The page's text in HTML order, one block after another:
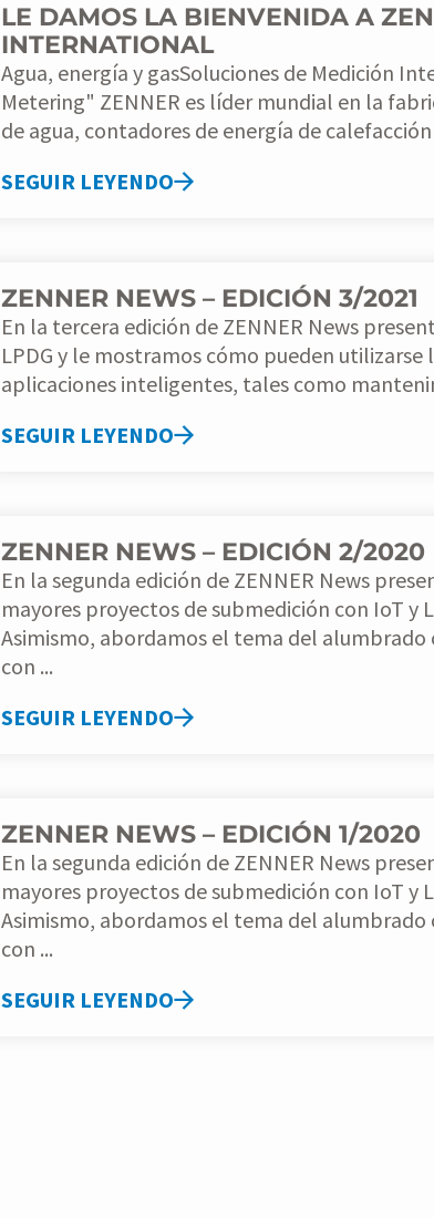
LE DAMOS LA BIENVENIDA A
INTERNATIONAL
Agua, energía y gasSoluciones de Medición
Metering" ZENNER es líder mundial en la fabricación de contadores
de agua, contadores de energía de calefacción
SEGUIR LEYENDO
ZENNER NEWS – EDICIÓN 3/2021
En la tercera edición de ZENNER News
LPDG y le mostramos cómo pueden utilizarse
aplicaciones inteligentes, tales como
SEGUIR LEYENDO
ZENNER NEWS – EDICIÓN 2/2020
En la segunda edición de ZENNER News
mayores proyectos de submedición con IoT y
Asimismo, abordamos el tema del
con ...
SEGUIR LEYENDO
ZENNER NEWS – EDICIÓN 1/2020
En la segunda edición de ZENNER News
mayores proyectos de submedición con IoT y
Asimismo, abordamos el tema del
con ...
SEGUIR LEYENDO